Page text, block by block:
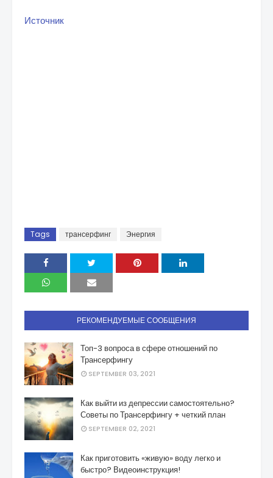
Источник
Tags трансерфинг Энергия
РЕКОМЕНДУЕМЫЕ СООБЩЕНИЯ
Топ-3 вопроса в сфере отношений по
Трансерфингу
SEPTEMBER 03, 2021
Как выйти из депрессии самостоятельно?
Советы по Трансерфингу + четкий план
SEPTEMBER 02, 2021
Как приготовить «живую» воду легко и
быстро? Видеоинструкция!